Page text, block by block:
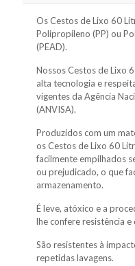
Os Cestos de Lixo 60
Polipropileno (PP) ou
(PEAD).
Nossos Cestos de Lixo
alta tecnologia e
vigentes da Agência
(ANVISA).
Produzidos com um
os Cestos de Lixo 60
facilmente empilhados
ou prejudicado, o que
armazenamento.
É leve, atóxico e a
lhe confere resistência
São resistentes à
repetidas lavagens.